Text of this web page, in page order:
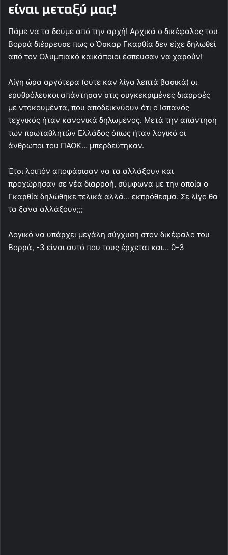
είναι μεταξύ μας!
Πάμε να τα δούμε από την αρχή! Αρχικά ο δικέφαλος του
Βορρά διέρρευσε πως ο Όσκαρ Γκαρθία δεν είχε δηλωθεί
από τον Ολυμπιακό καικάποιοι έσπευσαν να χαρούν!
Λίγη ώρα αργότερα (ούτε καν λίγα λεπτά βασικά) οι
ερυθρόλευκοι απάντησαν στις συγκεκριμένες διαρροές
με ντοκουμέντα, που αποδεικνύουν ότι ο Ισπανός
τεχνικός ήταν κανονικά δηλωμένος. Μετά την απάντηση
των πρωταθλητών Ελλάδος όπως ήταν λογικό οι
άνθρωποι του ΠΑΟΚ… μπερδεύτηκαν.
Έτσι λοιπόν αποφάσισαν να τα αλλάξουν και
προχώρησαν σε νέα διαρροή, σύμφωνα με την οποία ο
Γκαρθία δηλώθηκε τελικά αλλά… εκπρόθεσμα. Σε λίγο θα
τα ξανα αλλάξουν;;;
Λογικό να υπάρχει μεγάλη σύγχυση στον δικέφαλο του
Βορρά, -3 είναι αυτό που τους έρχεται και… 0-3